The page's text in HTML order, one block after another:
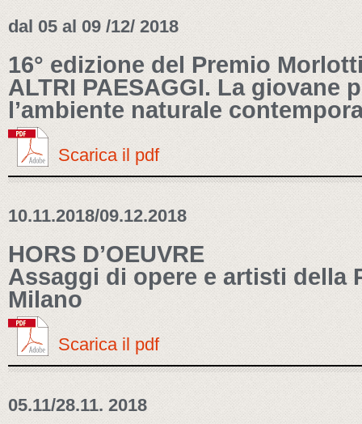
dal 05 al 09 /12/ 2018
16° edizione del Premio
ALTRI PAESAGGI. La giovane
l’ambiente naturale
Scarica il pdf
10.11.2018/09.12.2018
HORS D’OEUVRE
Assaggi di opere e artisti della
Milano
Scarica il pdf
05.11/28.11. 2018